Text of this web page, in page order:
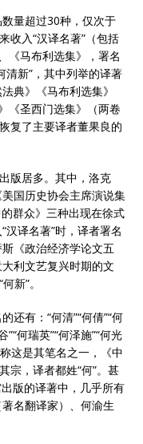
量超过30种，仅次于
收入“汉译名著”（包括
《马布利选集》，署名
清新”，其中列举的译著
典》《马布利选集》
《圣西门选集》（两卷
复了主要译者董果良的
版居多。其中，洛克
国历史协会主席演说集
群众》三种出现在徐式
译名著”时，译者署名
《政治经济学论文五
利文艺复兴时期的文
新”。
还有：“何清”“何倩”“何
”“何瑞英”“何泽施”“何光
这是其笔名之一，《中
宗，译者都姓“何”。甚
版的译著中，几乎所有
名翻译家）、何渝生